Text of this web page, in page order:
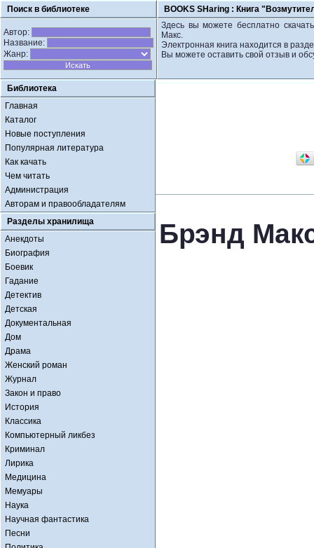
Поиск в библиотеке BOOKS SHaring : Книга
Автор:
Название:
Жанр:
Здесь вы можете бесплатно
Макс.
Электронная книга находится в
Вы можете оставить свой отзыв и
Библиотека
Главная
Каталог
Новые поступления
Популярная литература
Как качать
Чем читать
Администрация
Авторам и правообладателям
Разделы хранилища
Анекдоты
Биография
Боевик
Гадание
Детектив
Детская
Документальная
Дом
Драма
Женский роман
Журнал
Закон и право
История
Классика
Компьютерный ликбез
Криминал
Лирика
Медицина
Мемуары
Наука
Научная фантастика
Песни
Брэнд